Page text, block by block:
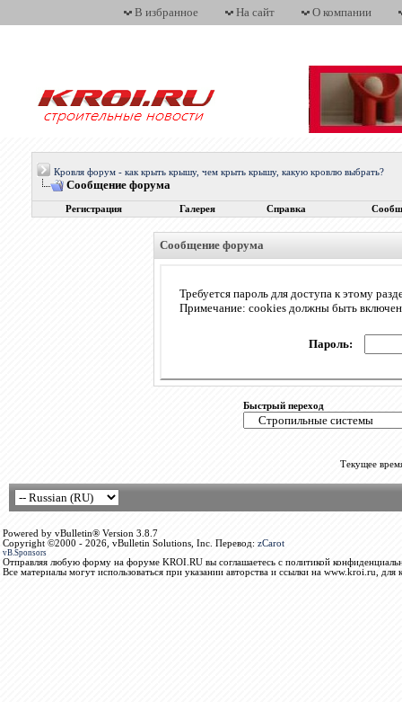
В избранное На сайт О компании
Кровля форум - как крыть крышу, чем крыть крышу, какую кровлю выбрать?
Сообщение форума
Регистрация Галерея Справка
Сообщение форума
Требуется пароль для доступа к этому
Примечание: cookies должны быть
Пароль:
Быстрый переход
Текущее
Powered by vBulletin® Version 3.8.7
Copyright ©2000 - 2026, vBulletin Solutions, Inc. Перевод: zCarot
vB.Sponsors
Отправляя любую форму на форуме KROI.RU вы соглашаетесь с политикой
Все материалы могут использоваться при указании авторства и ссылки на www.kroi.ru, для